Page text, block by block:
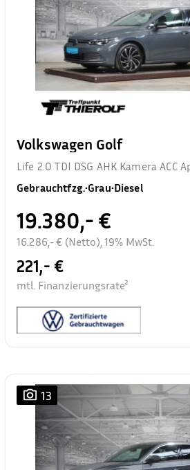
Volkswagen Golf
Life 2.0 TDI DSG AHK Kamera ACC
Gebrauchtfzg.•Grau•Diesel
19.380,- €
16.286,- € (Netto), 19% MwSt.
221,- €
mtl. Finanzierungsrate²
13